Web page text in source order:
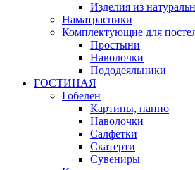
Изделия из
Наматраcники
Комплектующие для
Простыни
Наволочки
Пододеяльники
ГОСТИНАЯ
Гобелен
Картины, панно
Наволочки
Салфетки
Скатерти
Сувениры